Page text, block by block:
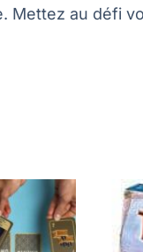
Mettez au défi